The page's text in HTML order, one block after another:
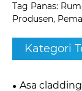
Tag Panas:
Produsen,
Kategori
Asa